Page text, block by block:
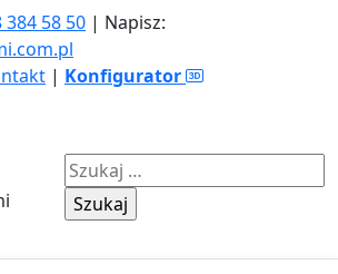
384 58 50 | Napisz:
| Konfigurator
Szukaj: